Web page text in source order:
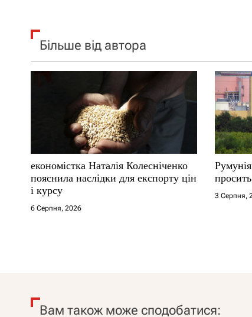
Більше від автора
економістка Наталія Колесніченко
пояснила наслідки для експорту цін
і курсу
6 Серпня, 2026
3 Серпня,
Вам також може сподобатися: